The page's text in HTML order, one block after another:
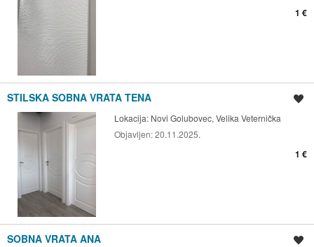
1 €
STILSKA SOBNA VRATA TENA
Lokacija: Novi Golubovec, Velika Veternička
Objavljen:20.11.2025.
1 €
SOBNA VRATA ANA